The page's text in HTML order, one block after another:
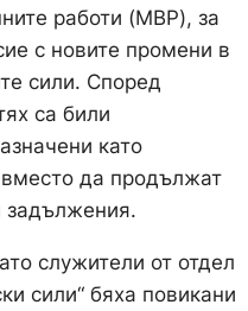
работи (МВР), за
с новите промени в
сили. Според
са били
като
вместо да продължат
задължения.
служители от отдел
сили“ бяха повикани